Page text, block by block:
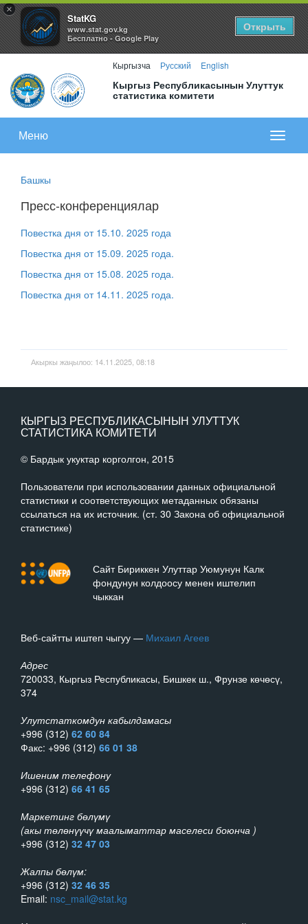
×
StatKG
www.stat.gov.kg
Бесплатно - Google Play
Открыть
Кыргызча Русский English
Кыргыз Республикасынын Улуттук
статистика комитети
меню
Меню
Башкы
Пресс-конференциялар
Повестка дня от 15.10. 2025 года
Повестка дня от 15.09. 2025 года.
Повестка дня от 15.08. 2025 года.
Повестка дня от 14.11. 2025 года.
Акыркы жаңылоо: 14.11.2025, 08:18
КЫРГЫЗ РЕСПУБЛИКАСЫНЫН УЛУТТУК
СТАТИСТИКА КОМИТЕТИ
© Бардык укуктар корголгон, 2015
Пользователи при использовании данных официальной
статистики и соответствующих метаданных обязаны
ссылаться на их источник. (ст. 30 Закона об официальной
статистике)
Сайт Бириккен Улуттар Уюмунун Калк
фондунун колдоосу менен иштелип
чыккан
Веб-сайтты иштеп чыгуу — Михаил Агеев
Адрес
720033, Кыргыз Республикасы, Бишкек ш., Фрунзе көчөсү,
374
Улутстаткомдун кабылдамасы
+996 (312) 62 60 84
Факс: +996 (312) 66 01 38
Ишеним телефону
+996 (312) 66 41 65
Маркетинг бөлүмү
(акы төлөнүүчү маалыматтар маселеси боюнча )
+996 (312) 32 47 03
Жалпы бөлүм:
+996 (312) 32 46 35
Email: nsc_mail@stat.kg